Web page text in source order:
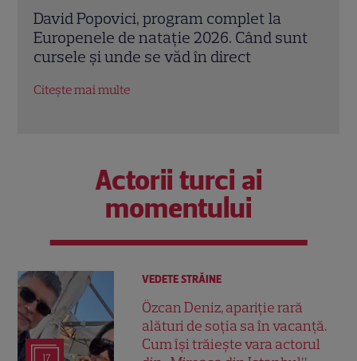
National Geographic, program special în
august 2026. Premierele „Leul”, „11
Septembrie: Reuniunea” și noi
Actorii turci ai
momentului
17
VEDETE STRĂINE
Özcan Deniz, apariție rară
alături de soția sa în vacanță.
Cum își trăiește vara actorul